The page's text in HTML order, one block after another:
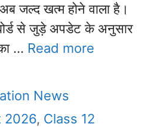
जल्द खत्म होने वाला है।
बोर्ड से जुड़े अपडेट के अनुसार
… Read more
News
2026, Class 12